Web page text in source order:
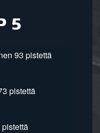
5
93 pistettä
pistettä